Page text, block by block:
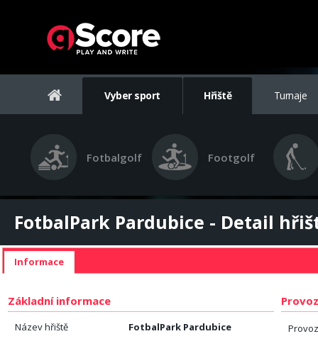
Vyber sport Hřiště Turnaje
Fotbalgolf Footgolf
FotbalPark Pardubice - Detail
Informace
Základní informace
Název hřiště
FotbalPark Pardubice